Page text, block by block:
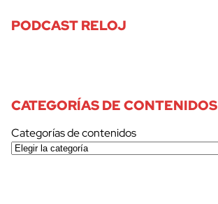
PODCAST RELOJ
CATEGORÍAS DE CONTENIDOS
Categorías de contenidos